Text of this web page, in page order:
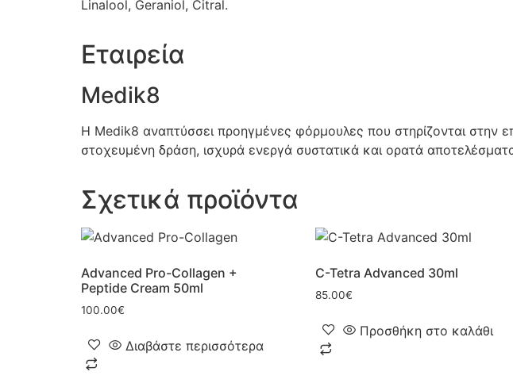
Linalool, Geraniol, Citral.
Εταιρεία
Medik8
Η Medik8 αναπτύσσει προηγμένες φόρμουλες που στηρίζονται στην
στοχευμένη δράση, ισχυρά ενεργά συστατικά και ορατά
Σχετικά προϊόντα
Advanced Pro-Collagen +
Peptide Cream 50ml
100.00€
Διαβάστε περισσότερα
C-Tetra Advanced 30ml
85.00€
Προσθήκη στο καλάθι